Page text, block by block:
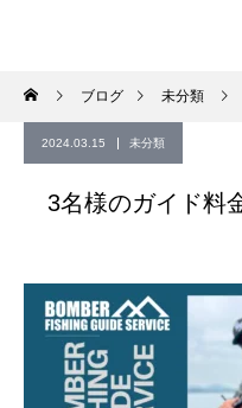
ブログ 未分類
2024.03.15 未分類
3名様のガイド料